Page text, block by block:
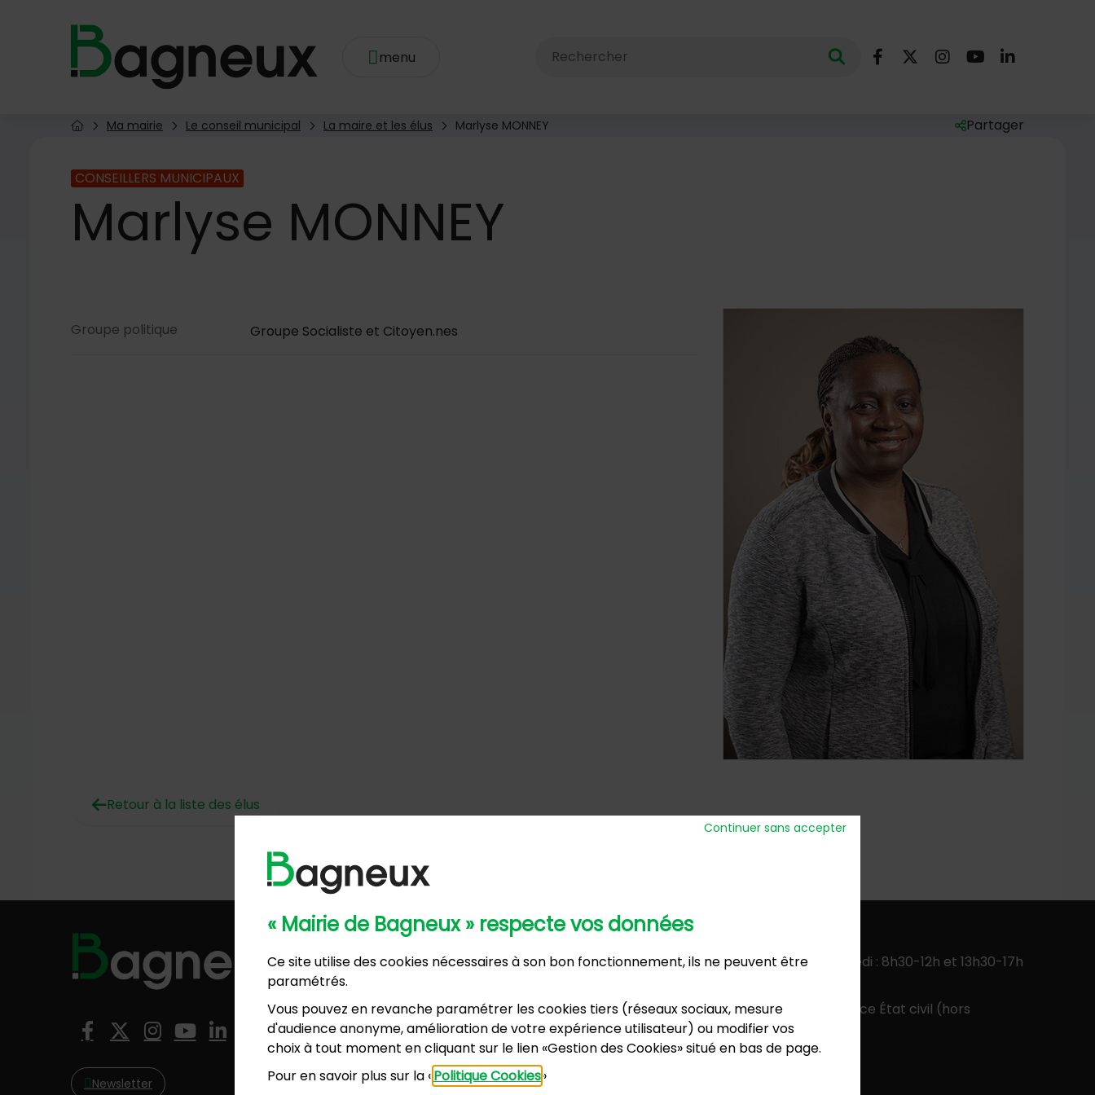
« Mairie de Bagneux » respecte vos données
Ce site utilise des cookies nécessaires à son bon fonctionnement, ils ne peuvent être
paramétrés.
Vous pouvez en revanche paramétrer les cookies tiers (réseaux sociaux, mesure
d'audience anonyme, amélioration de votre expérience utilisateur) ou modifier vos
choix à tout moment en cliquant sur le lien «Gestion des Cookies» situé en bas de page.
Pour en savoir plus sur la «Politique Cookies»
Continuer sans accepter
Retour à l'accueil Rechercher dans le site avec des mots clés au minimum de 3 caractères
Lancer la recherche
Nous suivre
Facebook
X (Twitter)
Instagram
YouTubeLinkedIn
Page d'accueil du site
Ma mairie Le conseil municipal La maire et les élus Marlyse MONNEY Liste des liens de
Partager
CONSEILLERS MUNICIPAUX
Marlyse MONNEY
Contenu de la fiche d'annuaire
Groupe politique Groupe Socialiste et Citoyen.nes
Retour à la liste des élus
Nous suivre
Facebook
X (Twitter)
Instagram
YouTube
LinkedIn
Newsletter
57, avenue Henri Ravera - 92220 Bagneux
01 42 31 60 00
8, résidence du Port Galand - 92220 Bagneux
01 45 47 62 00
Lundi, mercredi, jeudi, vendredi : 8h30-12h et 13h30-17h
Samedi : 9h-12h pour le service État civil (hors
vacances scolaires)